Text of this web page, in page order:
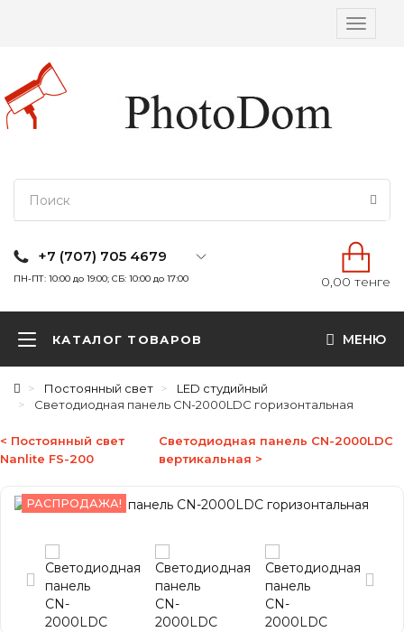
Вкл/
+7 (707) 705 4679
ПН-ПТ: 10:00 до 19:00; СБ: 10:00 до 17:00 0,00 тенге
КАТАЛОГ ТОВАРОВ МЕНЮ
Постоянный свет
LED студийный
Светодиодная панель CN-2000LDC горизонтальная
< Постоянный свет
Nanlite FS-200
Светодиодная панель CN-2000LDC
вертикальная >
РАСПРОДАЖА!